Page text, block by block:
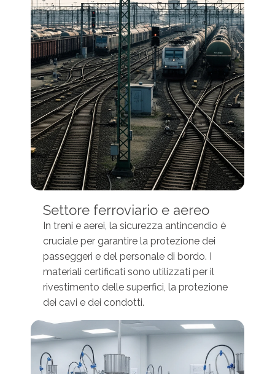
Settore ferroviario e aereo
In treni e aerei, la sicurezza antincendio è
cruciale per garantire la protezione dei
passeggeri e del personale di bordo. I
materiali certificati sono utilizzati per il
rivestimento delle superfici, la protezione
dei cavi e dei condotti.